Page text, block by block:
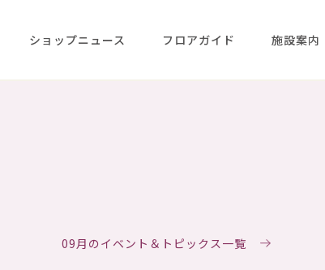
ショップニュース フロアガイド 施設案内
09月のイベント＆トピックス一覧